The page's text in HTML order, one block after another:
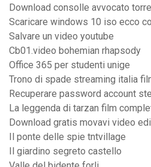
Download consolle avvocato
Scaricare windows 10 iso ecco
Salvare un video youtube
Cb01.video bohemian rhapsody
Office 365 per studenti unige
Trono di spade streaming italia
Recuperare password account
La leggenda di tarzan film
Download gratis movavi video
Il ponte delle spie tntvillage
Il giardino segreto castello